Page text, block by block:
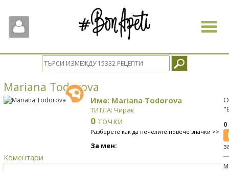
Toggle
Mariana Todorova
Име: Mariana Todorova
ТИТЛА: Чирак
0 точки
Разберете как да печелите повече значки >>
За мен:
Коментари